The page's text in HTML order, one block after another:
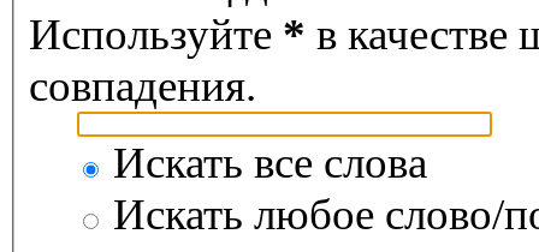
Используйте * в качестве
совпадения.
Искать все слова
Искать любое слово/